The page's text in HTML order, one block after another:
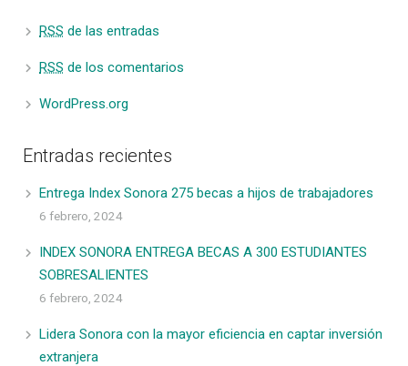
RSS de las entradas
RSS de los comentarios
WordPress.org
Entradas recientes
Entrega Index Sonora 275 becas a hijos de trabajadores
6 febrero, 2024
INDEX SONORA ENTREGA BECAS A 300 ESTUDIANTES
SOBRESALIENTES
6 febrero, 2024
Lidera Sonora con la mayor eficiencia en captar inversión
extranjera